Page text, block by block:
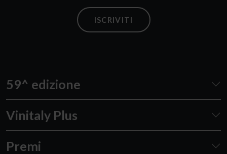
ISCRIVITI
59^ edizione
Vinitaly Plus
Premi